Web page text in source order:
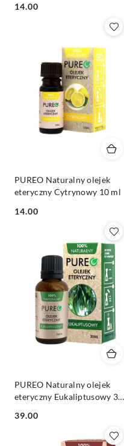
Cena:
14.00
PUREO Naturalny olejek
eteryczny Cytrynowy 10 ml
Cena:
14.00
PUREO Naturalny olejek
eteryczny Eukaliptusowy 30
Cena:
39.00